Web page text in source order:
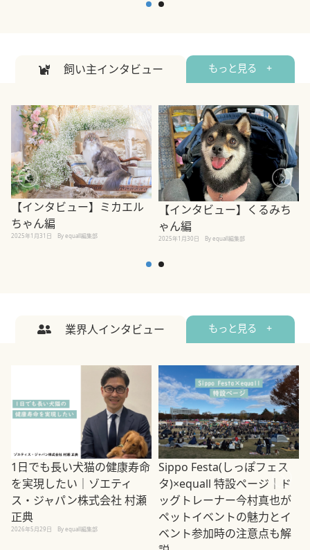
飼い主インタビュー もっと見る +
【インタビュー】ミカエル
ちゃん編
2025年1月31日 By equall編集部
【インタビュー】くるみち
ゃん編
2025年1月30日 By equall編集部
業界人インタビュー もっと見る +
1日でも長い犬猫の健康寿命
を実現したい｜ゾエティ
ス・ジャパン株式会社 村瀬
正典
2026年5月29日 By equall編集部
Sippo Festa(しっぽフェス
タ)×equall 特設ページ｜ド
ッグトレーナー今村真也が
ペットイベントの魅力とイ
ベント参加時の注意点も解